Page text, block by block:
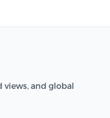
views, and global